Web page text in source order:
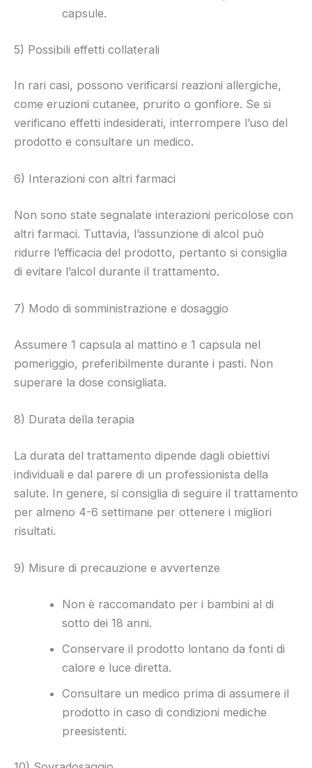
capsule.
5) Possibili effetti collaterali
In rari casi, possono verificarsi reazioni allergiche,
come eruzioni cutanee, prurito o gonfiore. Se si
verificano effetti indesiderati, interrompere l’uso del
prodotto e consultare un medico.
6) Interazioni con altri farmaci
Non sono state segnalate interazioni pericolose con
altri farmaci. Tuttavia, l’assunzione di alcol può
ridurre l’efficacia del prodotto, pertanto si consiglia
di evitare l’alcol durante il trattamento.
7) Modo di somministrazione e dosaggio
Assumere 1 capsula al mattino e 1 capsula nel
pomeriggio, preferibilmente durante i pasti. Non
superare la dose consigliata.
8) Durata della terapia
La durata del trattamento dipende dagli obiettivi
individuali e dal parere di un professionista della
salute. In genere, si consiglia di seguire il trattamento
per almeno 4-6 settimane per ottenere i migliori
risultati.
9) Misure di precauzione e avvertenze
Non è raccomandato per i bambini al di
sotto dei 18 anni.
Conservare il prodotto lontano da fonti di
calore e luce diretta.
Consultare un medico prima di assumere il
prodotto in caso di condizioni mediche
preesistenti.